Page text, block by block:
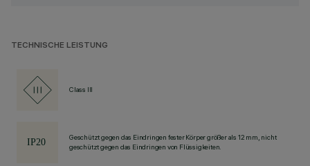
TECHNISCHE LEISTUNG
Class III
Geschützt gegen das Eindringen fester Körper größer als 12 mm, nicht
geschützt gegen das Eindringen von Flüssigkeiten.